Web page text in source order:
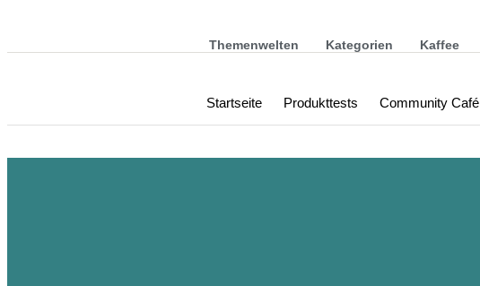
Themenwelten Kategorien Kaffee
Startseite Produkttests Community Café